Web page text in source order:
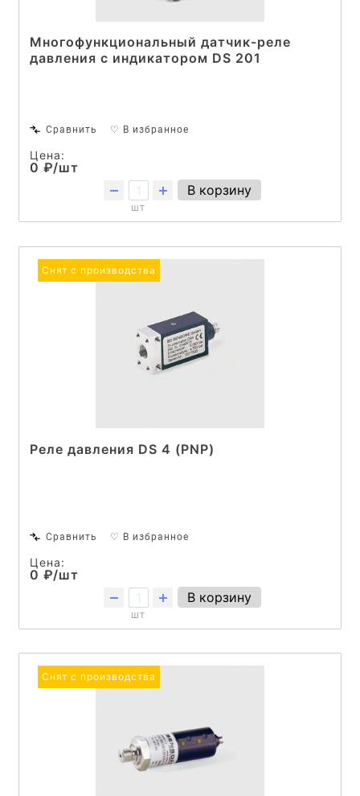
Многофункциональный датчик-реле
давления с индикатором DS 201
Сравнить ♡ В избранное
Цена:
0 ₽/шт
шт
В корзину
Снят с производства
Реле давления DS 4 (PNP)
Сравнить ♡ В избранное
Цена:
0 ₽/шт
шт
В корзину
Снят с производства